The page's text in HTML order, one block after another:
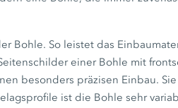
Bohle. So leistet das
einer Bohle mit
besonders präzisen Einbau.
ist die Bohle sehr